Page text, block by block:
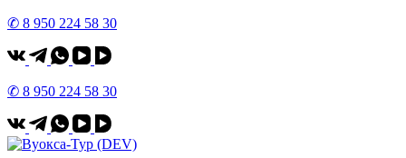
✆ 8 950 224 58 30
✆ 8 950 224 58 30